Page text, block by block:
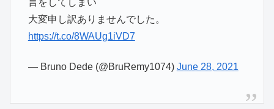
大変申し訳ありませんでした。
https://t.co/8WAUg1iVD7
— Bruno Dede (@BruRemy1074) June 28, 2021